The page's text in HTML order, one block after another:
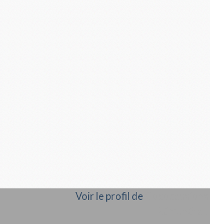
Voir le profil de